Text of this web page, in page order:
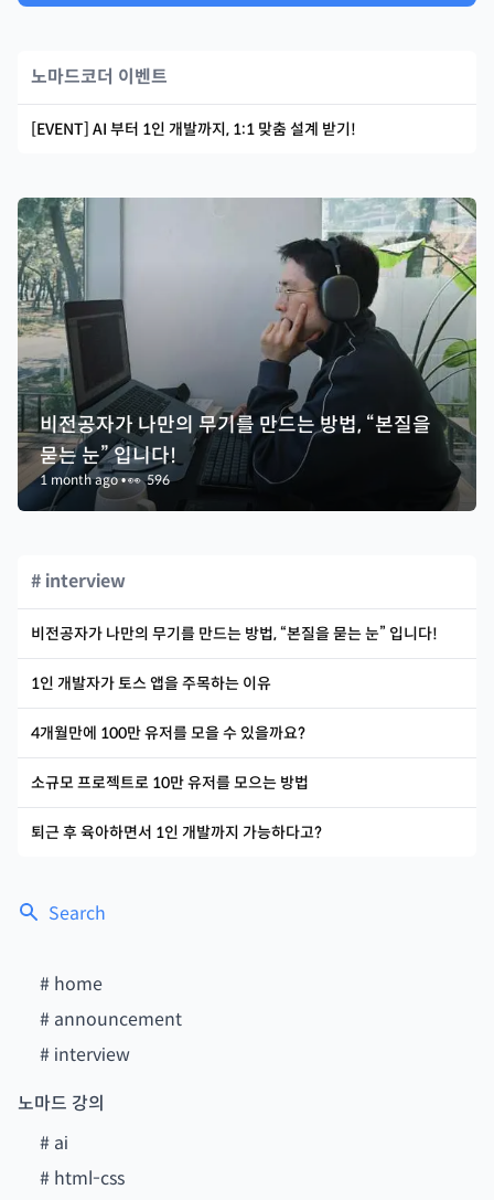
Search
# home
# announcement
# interview
노마드 강의
# ai
# html-css
노마드코더 이벤트
[EVENT] AI 부터 1인 개발까지, 1:1 맞춤 설계 받기!
비전공자가 나만의 무기를 만드는 방법, “본질을
묻는 눈” 입니다!
1 month ago•👀596
# interview
비전공자가 나만의 무기를 만드는 방법, “본질을 묻는 눈” 입니다!
1인 개발자가 토스 앱을 주목하는 이유
4개월만에 100만 유저를 모을 수 있을까요?
소규모 프로젝트로 10만 유저를 모으는 방법
퇴근 후 육아하면서 1인 개발까지 가능하다고?